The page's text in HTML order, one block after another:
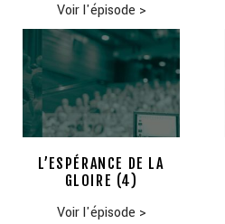
Voir l'épisode >
L’ESPÉRANCE DE LA
GLOIRE (4)
Voir l'épisode >